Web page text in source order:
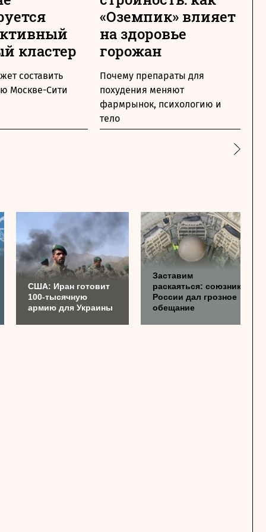
кластер
составить
Москве-Cити
«Оземпик» влияет
на здоровье
горожан
Почему препараты для
похудения меняют
фармрынок, психологию и
тело
США: Иран готовит
100-тысячную
армию для Украины
Заставим
раскаяться: союзник
России дал грозное
обещание